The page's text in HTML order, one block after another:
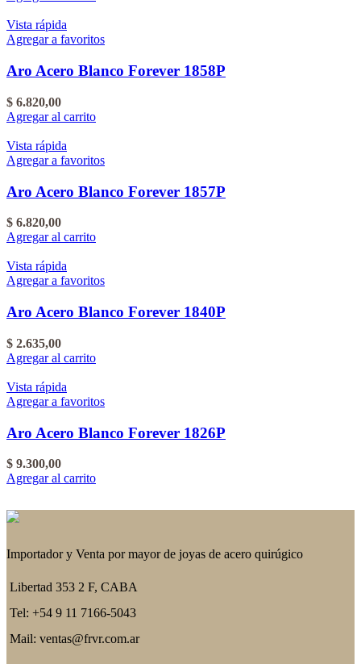
Vista rápida
Agregar a favoritos
Aro Acero Blanco Forever 1858P
$ 6.820,00
Agregar al carrito
Vista rápida
Agregar a favoritos
Aro Acero Blanco Forever 1857P
$ 6.820,00
Agregar al carrito
Vista rápida
Agregar a favoritos
Aro Acero Blanco Forever 1840P
$ 2.635,00
Agregar al carrito
Vista rápida
Agregar a favoritos
Aro Acero Blanco Forever 1826P
$ 9.300,00
Agregar al carrito
Importador y Venta por mayor de joyas de acero quirúgico
Libertad 353 2 F, CABA
Tel: +54 9 11 7166-5043
Mail: ventas@frvr.com.ar